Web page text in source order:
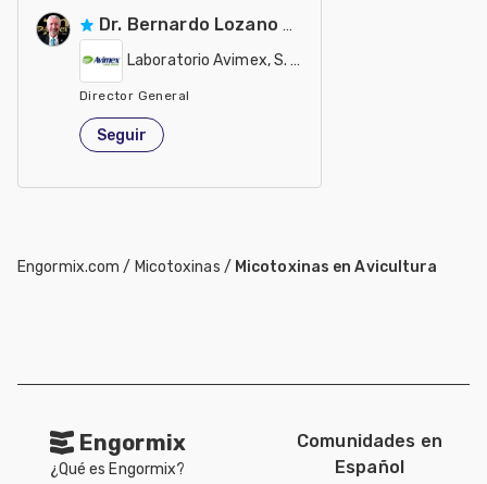
Dr. Bernardo Lozano Dubernard
Laboratorio Avimex, S. A de C. V.
Director General
México
Seguir
Engormix.com / Micotoxinas / Micotoxinas en Avicultura
Engormix
¿Qué es Engormix?
Comunidades en
Español